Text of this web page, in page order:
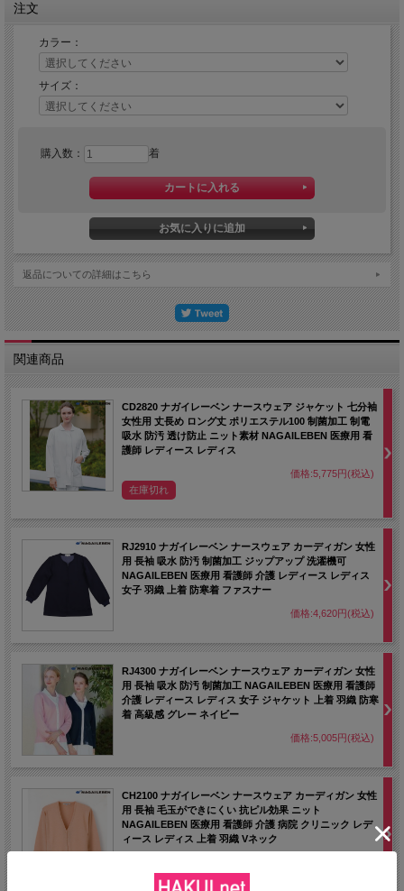
注文
カラー：
サイズ：
購入数： 着
返品についての詳細はこちら
関連商品
CD2820 ナガイレーベン ナースウェア ジャケット 七分袖
女性用 丈長め ロング丈 ポリエステル100 制菌加工 制電
吸水 防汚 透け防止 ニット素材 NAGAILEBEN 医療用 看
護師 レディース レディス
価格:5,775円(税込)
在庫切れ
RJ2910 ナガイレーベン ナースウェア カーディガン 女性
用 長袖 吸水 防汚 制菌加工 ジップアップ 洗濯機可
NAGAILEBEN 医療用 看護師 介護 レディース レディス
女子 羽織 上着 防寒着 ファスナー
価格:4,620円(税込)
RJ4300 ナガイレーベン ナースウェア カーディガン 女性
用 長袖 吸水 防汚 制菌加工 NAGAILEBEN 医療用 看護師
介護 レディース レディス 女子 ジャケット 上着 羽織 防寒
着 高級感 グレー ネイビー
価格:5,005円(税込)
CH2100 ナガイレーベン ナースウェア カーディガン 女性
用 長袖 毛玉ができにくい 抗ピル効果 ニット
NAGAILEBEN 医療用 看護師 介護 病院 クリニック レデ
ィース レディス 上着 羽織 Vネック